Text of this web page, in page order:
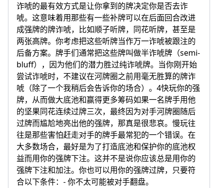
诈唬的最有效方式是让你拿到的牌决定你是否去诈
唬。这意味着用那些有一些补牌可以在后面回合改进
成强牌的牌诈唬，比如顺子听牌，同花听牌，甚至是
两张高牌。你考虑把这些听牌当作万一诈唬被跟注的
后备方案。牌手们通常把这些牌叫做半诈唬牌（semi-
bluff），因为他们的潜力胜过纯诈唬牌。当你刚开始
尝试诈唬时，不建议在河牌圈之前用毫无胜算的牌诈
唬（除了一个我稍后会告诉你的场合）。4快玩你的强
牌，从而做大底池和赢得更多筹码如果一名牌手用他
的坚果同花连续过牌三次，最终因为对手河牌圈随后
过牌而尴尬地亮出他的强牌，那真是很悲哀。慢玩往
往是那些害怕赶走对手的牌手最常犯的一个错误。在
大多数场合，最好是为了打造底池和保护你的底池权
益而用你的强牌下注。这并不是说你应该总是用你的
强牌下注和加注。你也可以用你的强牌过牌，只要符
合以下条件：- 你不太可能被对手翻盘。